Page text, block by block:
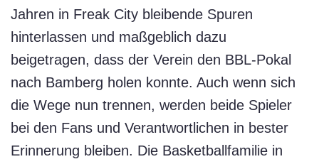
Jahren in Freak City bleibende Spuren
hinterlassen und maßgeblich dazu
beigetragen, dass der Verein den BBL-Pokal
nach Bamberg holen konnte. Auch wenn sich
die Wege nun trennen, werden beide Spieler
bei den Fans und Verantwortlichen in bester
Erinnerung bleiben. Die Basketballfamilie in